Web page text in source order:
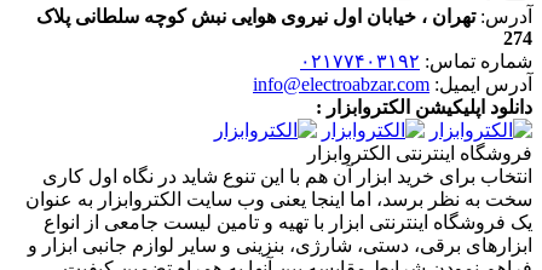
آدرس:تهران ، خیابان اول نیروی هوایی نبش کوچه سلطانی پلاک
274
شماره تماس: ۰۲۱۷۷۴۰۳۱۹۲
آدرس ایمیل: info@electroabzar.com
دانلود اپلیکیشن الکتروابزار :
فروشگاه اینترنتی الکتروابزار
انتخاب برای خرید ابزار آن هم با این تنوع شاید در نگاه اول کاری
سخت به نظر برسد، اما اینجا یعنی وب سایت الکتروابزار به عنوان
یک فروشگاه اینترنتی ابزار با تهیه و تامین لیست جامعی از انواع
ابزار‌های برقی، دستی، شارژی، بنزینی و سایر لوازم جانبی ابزار و